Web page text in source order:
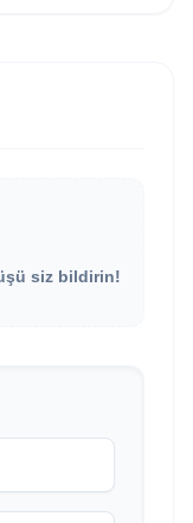
siz bildirin!